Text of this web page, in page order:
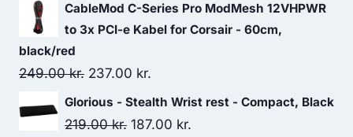
CableMod C-Series Pro ModMesh 12VHPWR
to 3x PCI-e Kabel for Corsair - 60cm,
black/red
249.00kr. Original
price
was:
237.00 kr.
price
is:
Glorious - Stealth Wrist rest - Compact, Black
219.00kr. Original
187.00 kr.